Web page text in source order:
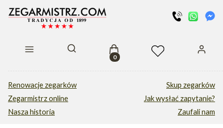
Otwórz wyszukiwarkęProdukty w koszyku: 0. Zobacz
Renowacje zegarków
Zegarmistrz online
Nasza historia
Skup zegarków
Jak wysłać zapytanie?
Zaufali nam